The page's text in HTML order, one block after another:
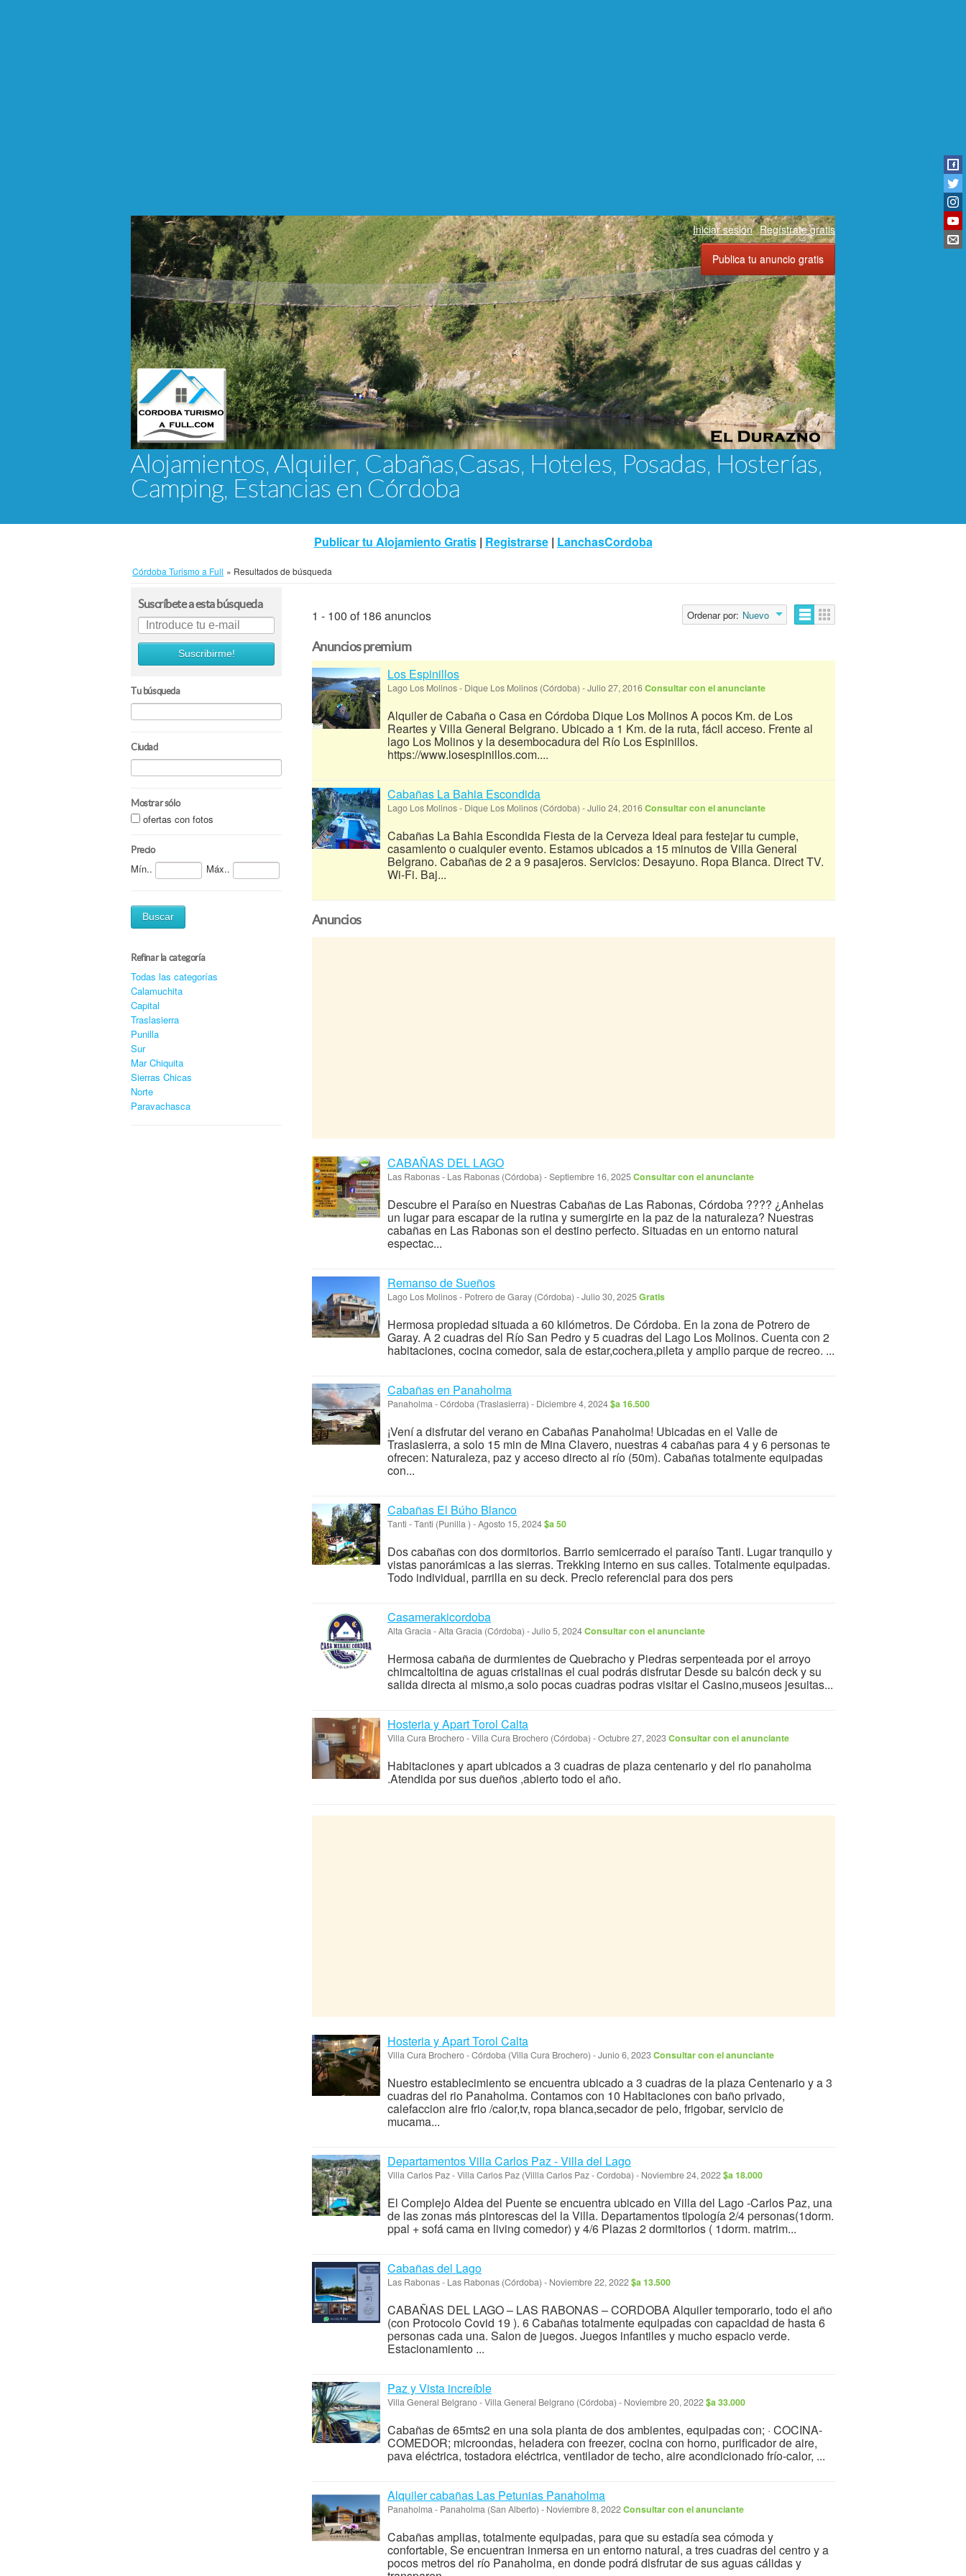
Alojamientos, Alquiler, Cabañas,Casas, Hoteles, Posadas, Hosterías,
Camping, Estancias en Córdoba
Iniciar sesión Regístrate gratis
Publica tu anuncio gratis
Publicar tu Alojamiento Gratis| Registrarse| LanchasCordoba
Córdoba Turismo a Full » Resultados de búsqueda
Suscríbete a esta búsqueda
Suscribirme!
Tu búsqueda
Ciudad
Mostrar sólo
ofertas con fotos
Precio
Mín.. Máx..
Buscar
Refinar la categoría
Todas las categorías
Calamuchita
Capital
Traslasierra
Punilla
Sur
Mar Chiquita
Sierras Chicas
Norte
Paravachasca
1 - 100 of 186 anuncios Ordenar por: Nuevo
Anuncios premium
Los Espinillos
Lago Los Molinos- Dique Los Molinos (Córdoba) -Julio 27, 2016Consultar con el anunciante
Alquiler de Cabaña o Casa en Córdoba Dique Los Molinos A pocos Km. de Los
Reartes y Villa General Belgrano. Ubicado a 1 Km. de la ruta, fácil acceso. Frente al
lago Los Molinos y la desembocadura del Río Los Espinillos.
https://www.losespinillos.com....
Cabañas La Bahia Escondida
Lago Los Molinos- Dique Los Molinos (Córdoba) -Julio 24, 2016Consultar con el anunciante
Cabañas La Bahia Escondida Fiesta de la Cerveza Ideal para festejar tu cumple,
casamiento o cualquier evento. Estamos ubicados a 15 minutos de Villa General
Belgrano. Cabañas de 2 a 9 pasajeros. Servicios: Desayuno. Ropa Blanca. Direct TV.
Wi-Fi. Baj...
Anuncios
CABAÑAS DEL LAGO
Las Rabonas- Las Rabonas (Córdoba) -Septiembre 16, 2025Consultar con el anunciante
Descubre el Paraíso en Nuestras Cabañas de Las Rabonas, Córdoba ???? ¿Anhelas
un lugar para escapar de la rutina y sumergirte en la paz de la naturaleza? Nuestras
cabañas en Las Rabonas son el destino perfecto. Situadas en un entorno natural
espectac...
Remanso de Sueños
Lago Los Molinos- Potrero de Garay (Córdoba) -Julio 30, 2025Gratis
Hermosa propiedad situada a 60 kilómetros. De Córdoba. En la zona de Potrero de
Garay. A 2 cuadras del Río San Pedro y 5 cuadras del Lago Los Molinos. Cuenta con 2
habitaciones, cocina comedor, sala de estar,cochera,pileta y amplio parque de recreo. ...
Cabañas en Panaholma
Panaholma -Córdoba (Traslasierra) - Diciembre 4, 2024$a 16.500
¡Vení a disfrutar del verano en Cabañas Panaholma! Ubicadas en el Valle de
Traslasierra, a solo 15 min de Mina Clavero, nuestras 4 cabañas para 4 y 6 personas te
ofrecen: Naturaleza, paz y acceso directo al río (50m). Cabañas totalmente equipadas
con...
Cabañas El Búho Blanco
Tanti -Tanti (Punilla ) -Agosto 15, 2024$a 50
Dos cabañas con dos dormitorios. Barrio semicerrado el paraíso Tanti. Lugar tranquilo y
vistas panorámicas a las sierras. Trekking interno en sus calles. Totalmente equipadas.
Todo individual, parrilla en su deck. Precio referencial para dos pers
Casamerakicordoba
Alta Gracia -Alta Gracia (Córdoba) -Julio 5, 2024Consultar con el anunciante
Hermosa cabaña de durmientes de Quebracho y Piedras serpenteada por el arroyo
chimcaltoltina de aguas cristalinas el cual podrás disfrutar Desde su balcón deck y su
salida directa al mismo,a solo pocas cuadras podras visitar el Casino,museos jesuitas...
Hosteria y Apart Torol Calta
Villa Cura Brochero-Villa Cura Brochero (Córdoba) -Octubre 27, 2023Consultar con el anunciante
Habitaciones y apart ubicados a 3 cuadras de plaza centenario y del rio panaholma
.Atendida por sus dueños ,abierto todo el año.
Hosteria y Apart Torol Calta
Villa Cura Brochero-Córdoba (Villa Cura Brochero) -Junio 6, 2023Consultar con el anunciante
Nuestro establecimiento se encuentra ubicado a 3 cuadras de la plaza Centenario y a 3
cuadras del rio Panaholma. Contamos con 10 Habitaciones con baño privado,
calefaccion aire frio /calor,tv, ropa blanca,secador de pelo, frigobar, servicio de
mucama...
Departamentos Villa Carlos Paz - Villa del Lago
Villa Carlos Paz-Villa Carlos Paz (Villla Carlos Paz - Cordoba) - Noviembre 24, 2022$a 18.000
El Complejo Aldea del Puente se encuentra ubicado en Villa del Lago -Carlos Paz, una
de las zonas más pintorescas del la Villa. Departamentos tipología 2/4 personas(1dorm.
ppal + sofá cama en living comedor) y 4/6 Plazas 2 dormitorios ( 1dorm. matrim...
Cabañas del Lago
Las Rabonas- Las Rabonas (Córdoba) - Noviembre 22, 2022$a 13.500
CABAÑAS DEL LAGO – LAS RABONAS – CORDOBA Alquiler temporario, todo el año
(con Protocolo Covid 19 ). 6 Cabañas totalmente equipadas con capacidad de hasta 6
personas cada una. Salon de juegos. Juegos infantiles y mucho espacio verde.
Estacionamiento ...
Paz y Vista increíble
Villa General Belgrano-Villa General Belgrano (Córdoba) - Noviembre 20, 2022$a 33.000
Cabañas de 65mts2 en una sola planta de dos ambientes, equipadas con; · COCINA-
COMEDOR; microondas, heladera con freezer, cocina con horno, purificador de aire,
pava eléctrica, tostadora eléctrica, ventilador de techo, aire acondicionado frío-calor, ...
Alquiler cabañas Las Petunias Panaholma
Panaholma - Panaholma (San Alberto) - Noviembre 8, 2022Consultar con el anunciante
Cabañas amplias, totalmente equipadas, para que su estadía sea cómoda y
confortable, Se encuentran inmersa en un entorno natural, a tres cuadras del centro y a
pocos metros del río Panaholma, en donde podrá disfrutar de sus aguas cálidas y